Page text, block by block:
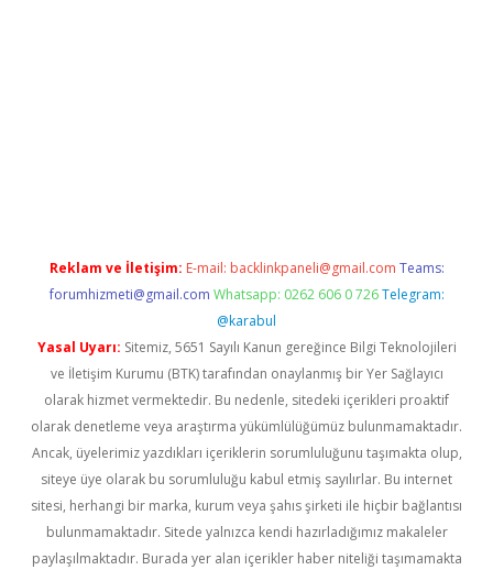
Reklam ve İletişim: E-mail: backlinkpaneli@gmail.com Teams:
forumhizmeti@gmail.com Whatsapp: 0262 606 0 726 Telegram:
@karabul
Yasal Uyarı: Sitemiz, 5651 Sayılı Kanun gereğince Bilgi Teknolojileri
ve İletişim Kurumu (BTK) tarafından onaylanmış bir Yer Sağlayıcı
olarak hizmet vermektedir. Bu nedenle, sitedeki içerikleri proaktif
olarak denetleme veya araştırma yükümlülüğümüz bulunmamaktadır.
Ancak, üyelerimiz yazdıkları içeriklerin sorumluluğunu taşımakta olup,
siteye üye olarak bu sorumluluğu kabul etmiş sayılırlar. Bu internet
sitesi, herhangi bir marka, kurum veya şahıs şirketi ile hiçbir bağlantısı
bulunmamaktadır. Sitede yalnızca kendi hazırladığımız makaleler
paylaşılmaktadır. Burada yer alan içerikler haber niteliği taşımamakta